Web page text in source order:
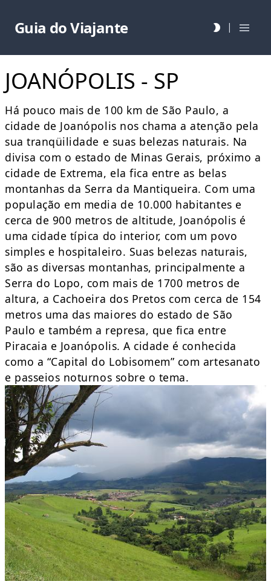
Guia do Viajante |
JOANÓPOLIS - SP
Há pouco mais de 100 km de São Paulo, a
cidade de Joanópolis nos chama a atenção pela
sua tranqüilidade e suas belezas naturais. Na
divisa com o estado de Minas Gerais, próximo a
cidade de Extrema, ela fica entre as belas
montanhas da Serra da Mantiqueira. Com uma
população em media de 10.000 habitantes e
cerca de 900 metros de altitude, Joanópolis é
uma cidade típica do interior, com um povo
simples e hospitaleiro. Suas belezas naturais,
são as diversas montanhas, principalmente a
Serra do Lopo, com mais de 1700 metros de
altura, a Cachoeira dos Pretos com cerca de 154
metros uma das maiores do estado de São
Paulo e também a represa, que fica entre
Piracaia e Joanópolis. A cidade é conhecida
como a “Capital do Lobisomem” com artesanato
e passeios noturnos sobre o tema.